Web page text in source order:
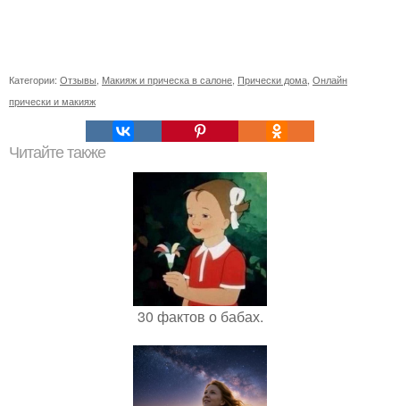
Категории: Отзывы Макияж и прическа в салоне Прически дома Онлайн
прически и макияж
Читайте также
30 фактов о бабах.